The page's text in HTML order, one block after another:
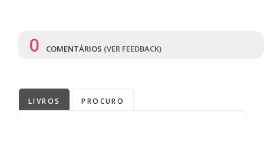
0 COMENTÁRIOS (VER FEEDBACK)
LIVROS PROCURO